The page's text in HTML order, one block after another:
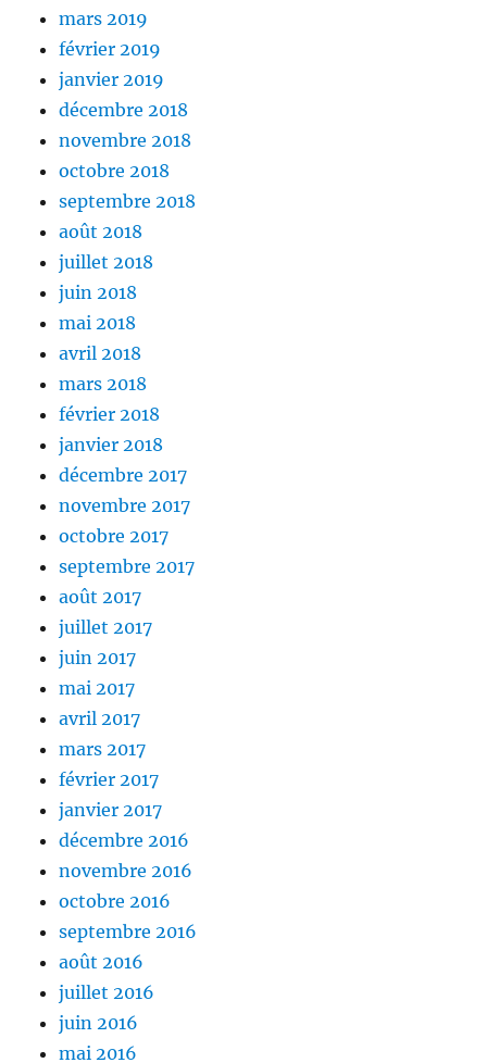
mars 2019
février 2019
janvier 2019
décembre 2018
novembre 2018
octobre 2018
septembre 2018
août 2018
juillet 2018
juin 2018
mai 2018
avril 2018
mars 2018
février 2018
janvier 2018
décembre 2017
novembre 2017
octobre 2017
septembre 2017
août 2017
juillet 2017
juin 2017
mai 2017
avril 2017
mars 2017
février 2017
janvier 2017
décembre 2016
novembre 2016
octobre 2016
septembre 2016
août 2016
juillet 2016
juin 2016
mai 2016